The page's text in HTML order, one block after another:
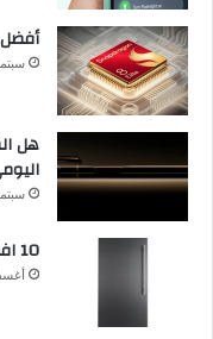
سبتمبر 18,
هل
سبتمبر 18,
10 افضل فريزر عمودي​ في السعودية​ 2025
أغسطس